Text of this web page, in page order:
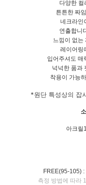
다양한 컬
튼튼한 짜
네크라인
연출합니
느낌이 없는
레이어링
입어주셔도 매
넉넉한 품과
착용이 가능
*원단 특성상의 잡
아크릴
FREE(95-105)
측정 방법에 따라